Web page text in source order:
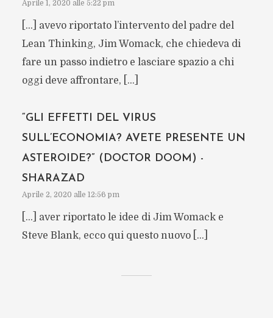
Aprile 1, 2020 alle 5:22 pm
[…] avevo riportato l’intervento del padre del
Lean Thinking, Jim Womack, che chiedeva di
fare un passo indietro e lasciare spazio a chi
oggi deve affrontare, […]
“GLI EFFETTI DEL VIRUS
SULL’ECONOMIA? AVETE PRESENTE UN
ASTEROIDE?” (DOCTOR DOOM) -
SHARAZAD
Aprile 2, 2020 alle 12:56 pm
[…] aver riportato le idee di Jim Womack e
Steve Blank, ecco qui questo nuovo […]